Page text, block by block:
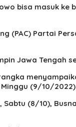
bisa masuk
(PAC) Partai
Jawa Tengah
(9/10/
(8/10),